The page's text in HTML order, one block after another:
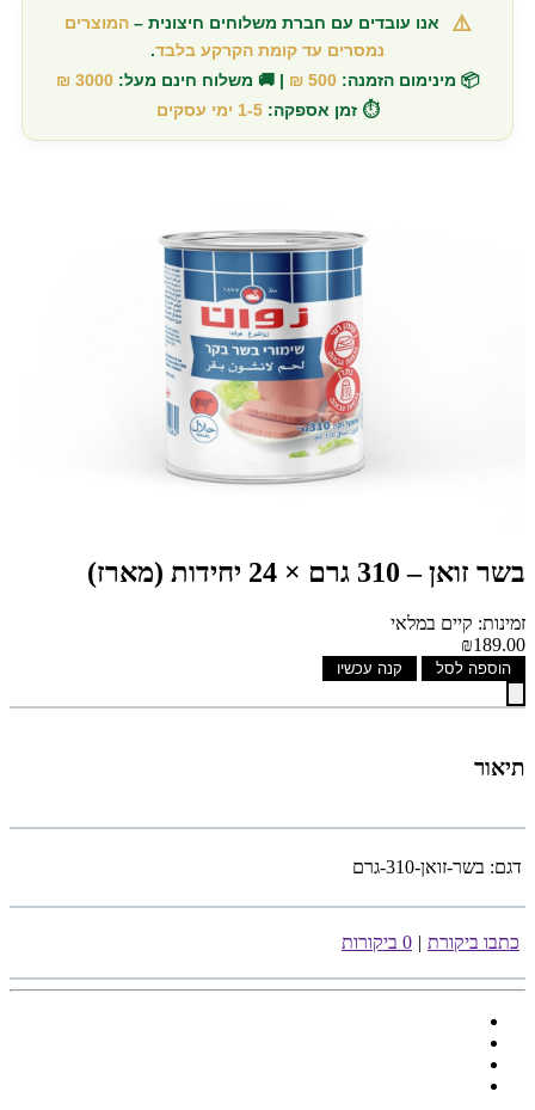
⚠️ אנו עובדים עם חברת משלוחים חיצונית –המוצרים
נמסרים עד קומת הקרקע בלבד.
📦 מינימום הזמנה: 500 ₪ | 🚚 משלוח חינם מעל: 3000 ₪
⏱️ זמן אספקה: 1-5 ימי עסקים
בשר זואן – 310 גרם × 24 יחידות (מארז)
זמינות: קיים במלאי
₪189.00
הוספה לסל קנה עכשיו
תיאור
דגם: בשר-זואן-310-גרם
כתבו ביקורת | 0 ביקורות